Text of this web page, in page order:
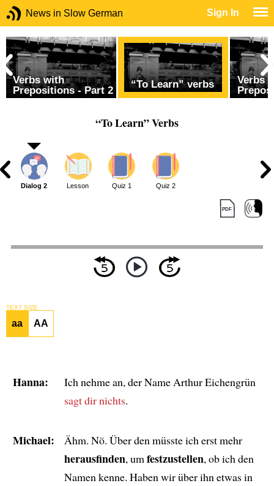
News in Slow German Sign In
Verbs with
Prepositions - Part 2
“To Learn” verbs
Verbs
“To Learn” Verbs
Dialog 2 Lesson Quiz 1 Quiz 2
TEXT SIZE
aa AA
Hanna:
Ich nehme an, der Name Arthur Eichengrün
sagt dir nichts.
Michael: Ähm. Nö. Über den müsste ich erst mehr
herausfinden, um festzustellen, ob ich den
Namen kenne. Haben wir über ihn etwas in